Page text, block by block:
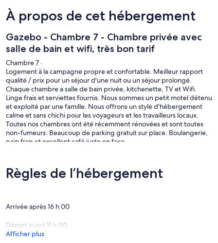
À propos de cet hébergement
Gazebo - Chambre 7 - Chambre privée avec
salle de bain et wifi, très bon tarif
Chambre 7 ·
Logement à la campagne propre et confortable. Meilleur rapport
qualité / prix pour un séjour d'une nuit ou un séjour prolongé.
Chaque chambre a salle de bain privée, kitchenette, TV et Wifi.
Linge frais et serviettes fournis. Nous sommes un petit motel détenu
et exploité par une famille. Nous offrons un style d'hébergement
calme et sans chichi pour les voyageurs et les travailleurs locaux.
Toutes nos chambres ont été récemment rénovées et sont toutes
non-fumeurs. Beaucoup de parking gratuit sur place. Boulangerie,
pain frais et excellent café juste en face.
Règles de l’hébergement
Arrivée après 16 h 00
Départ avant 11 h 00
Afficher plus